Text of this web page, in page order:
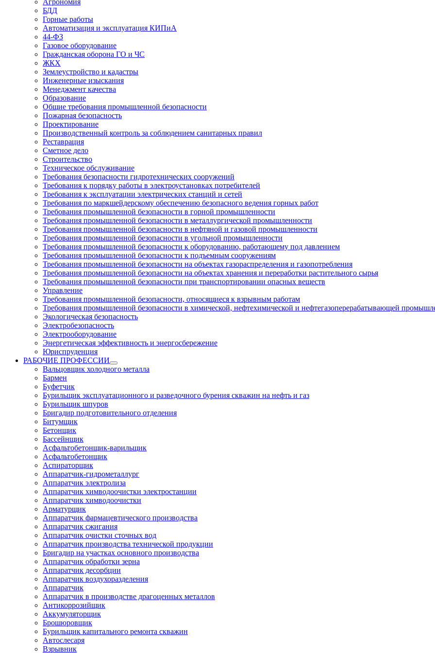
Агрономия
БДД
Горные работы
Автоматизация и эксплуатация КИПиА
44-ФЗ
Газовое оборудование
Гражданская оборона ГО и ЧС
ЖКХ
Землеустройство и кадастры
Инженерные изыскания
Менеджмент качества
Образование
Общие требования промышленной безопасности
Пожарная безопасность
Проектирование
Производственный контроль за соблюдением санитарных правил
Реставрация
Сметное дело
Строительство
Техническое обслуживание
Требования безопасности гидротехнических сооружений
Требования к порядку работы в электроустановках потребителей
Требования к эксплуатации электрических станций и сетей
Требования по маркшейдерскому обеспечению безопасного ведения горных работ
Требования промышленной безопасности в горной промышленности
Требования промышленной безопасности в металлургической промышленности
Требования промышленной безопасности в нефтяной и газовой промышленности
Требования промышленной безопасности в угольной промышленности
Требования промышленной безопасности к оборудованию, работающему под давлением
Требования промышленной безопасности к подъемным сооружениям
Требования промышленной безопасности на объектах газораспределения и газопотребления
Требования промышленной безопасности на объектах хранения и переработки растительного сырья
Требования промышленной безопасности при транспортировании опасных веществ
Управление
Требования промышленной безопасности, относящиеся к взрывным работам
Требования промышленной безопасности в химической, нефтехимической и нефтегазоперерабатывающей
Экологическая безопасность
Электробезопасность
Электрооборудование
Энергетическая эффективность и энергосбережение
Юриспруденция
РАБОЧИЕ ПРОФЕССИИ
Вальцовщик холодного металла
Бармен
Буфетчик
Бурильщик эксплуатационного и разведочного бурения скважин на нефть и газ
Бурильщик шпуров
Бригадир подготовительного отделения
Битумщик
Бетонщик
Бассейнщик
Асфальтобетонщик-варильщик
Асфальтобетонщик
Аспираторщик
Аппаратчик-гидрометаллург
Аппаратчик электролиза
Аппаратчик химводоочистки электростанции
Аппаратчик химводоочистки
Арматурщик
Аппаратчик фармацевтического производства
Аппаратчик сжигания
Аппаратчик очистки сточных вод
Аппаратчик производства технической продукции
Бригадир на участках основного производства
Аппаратчик обработки зерна
Аппаратчик десорбции
Аппаратчик воздухоразделения
Аппаратчик
Аппаратчик в производстве драгоценных металлов
Антикоррозийщик
Аккумуляторщик
Брошюровщик
Бурильщик капитального ремонта скважин
Автослесаря
Взрывник